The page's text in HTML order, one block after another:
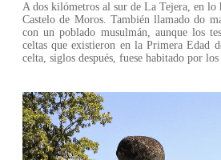
A dos kilómetros al sur de La Tejera, en lo
Castelo de Moros. También llamado do
con un poblado musulmán, aunque los
celtas que existieron en la Primera Edad
celta, siglos después, fuese habitado por